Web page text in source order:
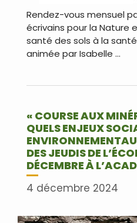
Rendez-vous mensuel
écrivains pour la Nature
santé des sols à la
animée par Isabelle …
« COURSE AUX
QUELS ENJEUX
DES JEUDIS DE
DÉCEMBRE À
4 décembre 2024